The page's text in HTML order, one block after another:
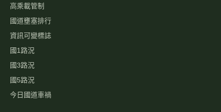
高乘載管制
國道壅塞排行
資訊可變標誌
國1路況
國3路況
國5路況
今日國道車禍